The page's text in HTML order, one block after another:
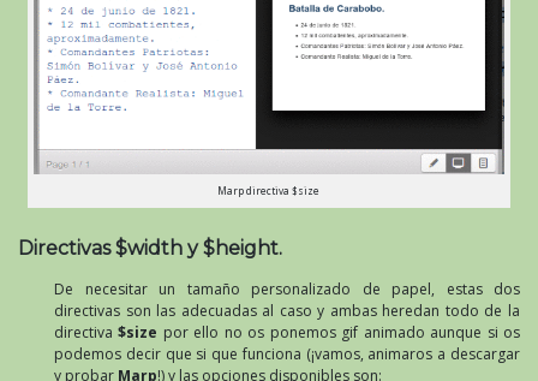
Marp directiva $size
Directivas $width y $height.
De necesitar un tamaño personalizado de papel, estas dos
directivas son las adecuadas al caso y ambas heredan todo de la
directiva$size por ello no os ponemos gif animado aunque si os
podemos decir que si que funciona (¡vamos, animaros a descargar
y probar Marp!) y las opciones disponibles son: